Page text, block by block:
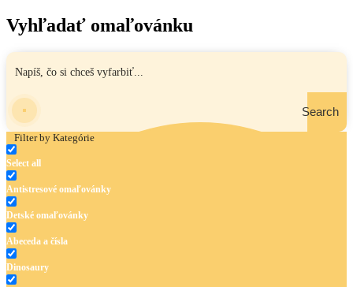
Vyhľadať omaľovánku
Search
Filter by Kategórie
Select all
Antistresové omaľovánky
Detské omaľovánky
Abeceda a čísla
Dinosaury